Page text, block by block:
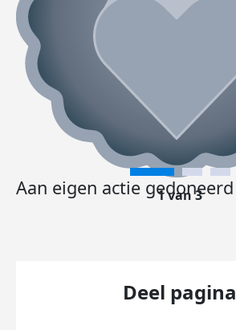
Aan eigen actie gedoneerd
1 van 3
Deel pagina